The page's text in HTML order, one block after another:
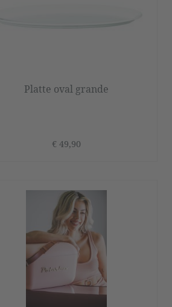
Platte oval grande
€ 49,90